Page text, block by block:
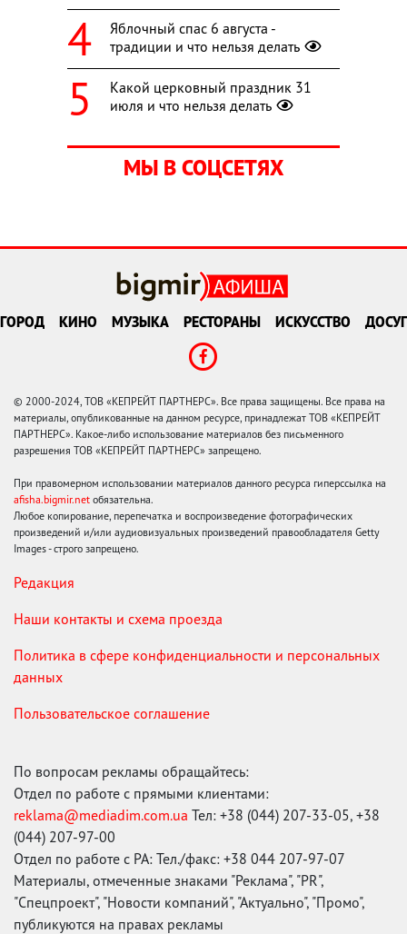
Яблочный спас 6 августа -
традиции и что нельзя делать
Какой церковный праздник 31
июля и что нельзя делать
МЫ В СОЦСЕТЯХ
ГОРОД КИНО МУЗЫКА РЕСТОРАНЫ ИСКУССТВО ДОСУГ
© 2000-2024, ТОВ «КЕПРЕЙТ ПАРТНЕРС». Все права защищены. Все права на
материалы, опубликованные на данном ресурсе, принадлежат ТОВ «КЕПРЕЙТ
ПАРТНЕРС». Какое-либо использование материалов без письменного
разрешения ТОВ «КЕПРЕЙТ ПАРТНЕРС» запрещено.
При правомерном использовании материалов данного ресурса гиперссылка на
afisha.bigmir.net обязательна.
Любое копирование, перепечатка и воспроизведение фотографических
произведений и/или аудиовизуальных произведений правообладателя Getty
Images - строго запрещено.
Редакция
Наши контакты и схема проезда
Политика в сфере конфиденциальности и персональных
данных
Пользовательское соглашение
По вопросам рекламы обращайтесь:
Отдел по работе с прямыми клиентами:
reklama@mediadim.com.ua Тел: +38 (044) 207-33-05, +38
(044) 207-97-00
Отдел по работе с РА: Тел./факс: +38 044 207-97-07
Материалы, отмеченные знаками "Реклама", "PR",
"Спецпроект", "Новости компаний", "Актуально", "Промо",
публикуются на правах рекламы